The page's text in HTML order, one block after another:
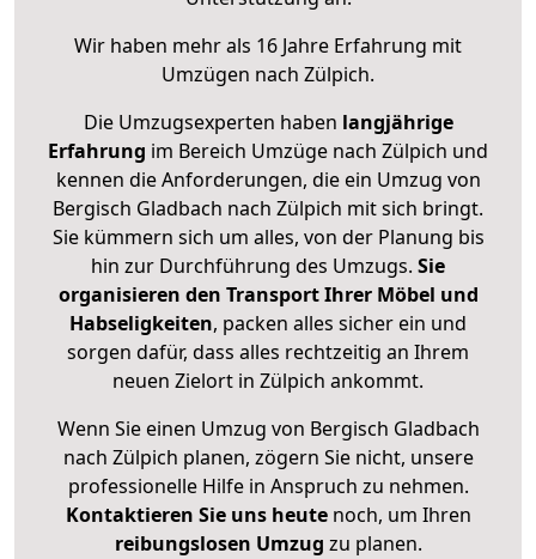
Wir haben mehr als 16 Jahre Erfahrung mit
Umzügen nach Zülpich.
Die Umzugsexperten haben langjährige
Erfahrung im Bereich Umzüge nach Zülpich und
kennen die Anforderungen, die ein Umzug von
Bergisch Gladbach nach Zülpich mit sich bringt.
Sie kümmern sich um alles, von der Planung bis
hin zur Durchführung des Umzugs. Sie
organisieren den Transport Ihrer Möbel und
Habseligkeiten, packen alles sicher ein und
sorgen dafür, dass alles rechtzeitig an Ihrem
neuen Zielort in Zülpich ankommt.
Wenn Sie einen Umzug von Bergisch Gladbach
nach Zülpich planen, zögern Sie nicht, unsere
professionelle Hilfe in Anspruch zu nehmen.
Kontaktieren Sie uns heutenoch, um Ihren
reibungslosen Umzug zu planen.